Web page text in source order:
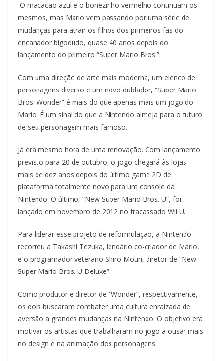
O macacão azul e o bonezinho vermelho continuam os
mesmos, mas Mario vem passando por uma série de
mudanças para atrair os filhos dos primeiros fãs do
encanador bigodudo, quase 40 anos depois do
lançamento do primeiro “Super Mario Bros.”.
Com uma direção de arte mais moderna, um elenco de
personagens diverso e um novo dublador, “Super Mario
Bros. Wonder” é mais do que apenas mais um jogo do
Mario. É um sinal do que a Nintendo almeja para o futuro
de seu personagem mais famoso.
Já era mesmo hora de uma renovação. Com lançamento
previsto para 20 de outubro, o jogo chegará às lojas
mais de dez anos depois do último game 2D de
plataforma totalmente novo para um console da
Nintendo. O último, “New Super Mario Bros. U”, foi
lançado em novembro de 2012 no fracassado Wii U.
Para liderar esse projeto de reformulação, a Nintendo
recorreu a Takashi Tezuka, lendário co-criador de Mario,
e o programador veterano Shiro Mouri, diretor de “New
Super Mario Bros. U Deluxe”.
Como produtor e diretor de “Wonder”, respectivamente,
os dois buscaram combater uma cultura enraizada de
aversão a grandes mudanças na Nintendo. O objetivo era
motivar os artistas que trabalharam no jogo a ousar mais
no design e na animação dos personagens.